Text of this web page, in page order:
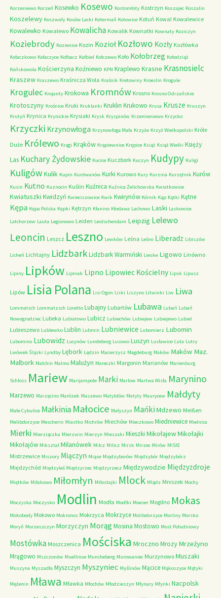
Korzeniewo Korzeń Kosewko Kosewo Kostomłoty Kostrzyn Koszajec Koszalin
Koszelewy Koszwały Kosów Lacki Kotermań Kotowice Kotuń Kowal Kowalewice
Kowalewko Kowalewo Kowalicha Kowalik Kownatki Kownaty Koziczyn
Koziebrody Kozienice Kozin Kozioł Kozłowo Kozły Kozłówka
Kołaczkowo Kołaczyce Kołbacz Kołbiel Kołczewo Koło Kołobrzeg Kołodziąż
Końskowola Kościerzyna Koźniewo KPN Kraplewo Krasne Krasnosielc
Kraszew Kraszewo Kraśnicza Wola Kraśnik Kretowiny Kroeslin Krogule
Krogulec Krojanty Krokowa Kromnów Krosno Krosno Odrzańskie
Krotoszyny Krośnice Kruki Kruklanki Kruklin Krukowo Krusa Krusze Kruszyn
Krutyń Krynica Krynickie Krysiaki Krysk Kryspinów Krzemieniewo Krzycko
Krzyczki Krzynowłoga Krzynowłoga Mała Krzyże Krzyż Wielkopolski Króle
Duże Królewo Krągi Krąków Krąpiewnice Krępice Książ Książ Wielki Księży
Las Kuchary Żydowskie Kucice Kuczbork Kuczyn Kudypy Kuligi
KuligówKulik Kupin Kurdwanów Kurki Kurowo Kury Kurznia Kurzętnik Kurów
Kusin Kutno Kuznocin Kuślin Kuźnica Kuźnica Żelichowska Kwiatkowice
Kwiatuszki Kwidzyń Kwieciszowice Kwik Kwirynów Kórnik Kąp Kątki Kątne
Kępa Kępa Polska Kępki Kętrzyn Kłanino Kłodawa Lachowo Laski Laskowice
Latchorzew Lauta Legionowo Leiden Leidschendam Leipzig Lelewo
Leoncin Leszcz Leszno Lewków Leśna Leśno Liberadz Libiszów
Licheń Lichtajny LidzbarkLidzbark Warmiński Lieske Ligowo Linówno
Lipiny Lipków Lipniak Lipno Lipowiec Kościelny Lipsk Lipusz
Lipów Lisia Polana Lisi Ogon Liski Liszyno Litwinki Liw Liwa
Lommatsch Lommatzsch Loretto Lubajny Lubartów Lubawa Lubań Lubań
Nowogrodziec Lubeka Lubiatowo Lubicz Lubiechów Lubiejew Lubiejewo Lubiel
Lubieszewo Lublewko Lublin Lubmin Lubniewice Lubomierz Lubomin
Lubomino Lubowidz Lucynów Lundeborg Lusowo Luszyn Lusławice Luta Lutry
Lwówek Śląski Lyndby Lębork Lędzin Macierzysz Magdeburg Maków Maków Maz.
Malbork Malchin Malmo Malużyn Mareczki Margonin Marianów Marienburg
Schloss Mariew Marijampole Marki Marlow Martwa Wisła Marynino
Marzewo Marzęcino Marózek Maszewo Matyldów Matyty Maurycew Małdyty
Małe Cybulice Małkinia Małocice Małyszyn MańkiMdzewo Meißen
Melibdorzyce Mescherin Miastko Michrów Miechów Mieczkowo Miedniewice Mielnica
Mierki Mierziączka Mierzwin Mierzyn Mieszaki Mieszki MikołajewMikołajki
Mikołajów Miksztal Milanówek Milcz Milicz Mirsk Mirzec Mirów MISIE
Mistrzewice Miszory Miączyn Miąse Międzyborów Międzybór Międzybórz
Międzychód Międzyleś Międzyrzec Międzyrzecz Międzywodzie Międzyzdroje
Miętków Miłakowo Miłomłyn Miłostajki Mlock Mlądz Mniszek Mochy
Moczyska Moczysko Modlin Modła Modłki Moeser Mogilno Mokas
Mokobody Mokowo Mokronos Mokrzyca Mokrzyce Molibdorzyce Morliny Morsko
Moryń Morzeszczyn Morzyczyn MorągMosina Mostowo Most Południowy
Mostówka Moszczenica Mościska Mroczno Mrozy Mrzeżyno
Mrągowo Mszczonów Muellrose Muncheberg Murowaniec Murzynowo Muszaki
Muszyna Myszadła Myszczyn Myszyniec Myślinów Mącice Mąkoszyce Mątyki
Mężenin Mława Mławka Młochów Młodzieszyn Młynary Młynki Nacpolsk